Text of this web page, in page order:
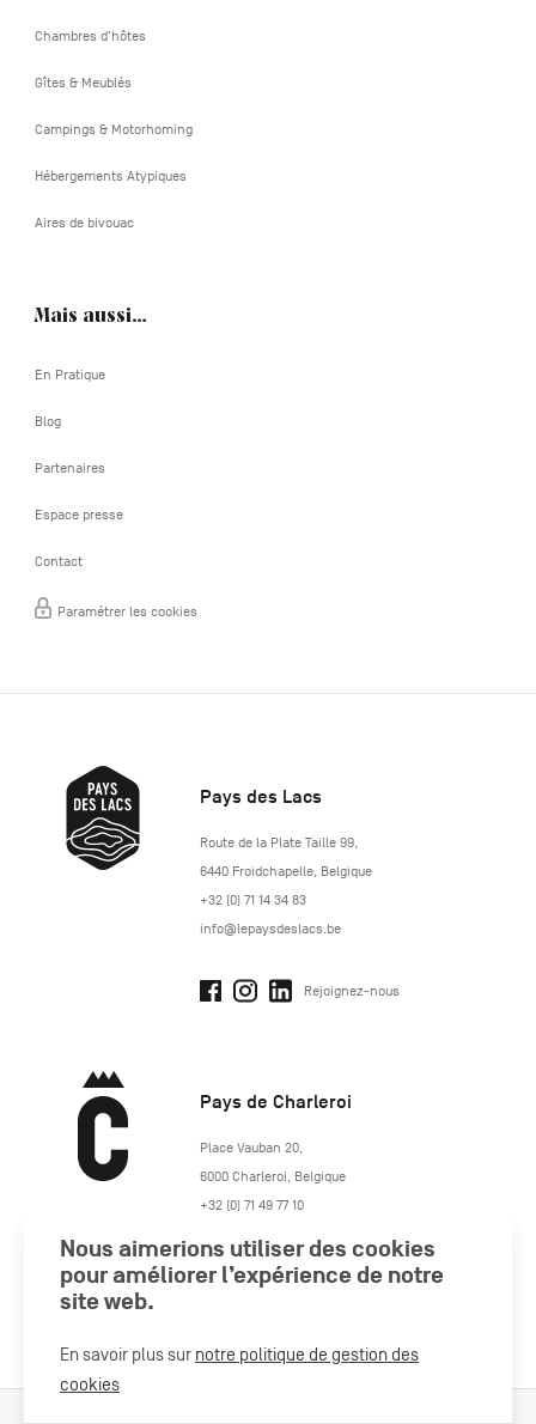
Chambres d'hôtes
Gîtes & Meublés
Campings & Motorhoming
Hébergements Atypiques
Aires de bivouac
Mais aussi…
En Pratique
Blog
Partenaires
Espace presse
Contact
Paramétrer les cookies
Pays des Lacs
http://www.lepaysdeslacs.be/
Route de la Plate Taille 99,
6440 Froidchapelle, Belgique
+32 (0) 71 14 34 83
info@lepaysdeslacs.be
Rejoignez-nous
Pays de Charleroi
https://www.paysdecharleroi.be/
Place Vauban 20,
6000 Charleroi Belgique
+32 (0) 71 49 77 10
Nous aimerions utiliser des cookies
pour améliorer l’expérience de notre
site web.
En savoir plus sur notre politique de gestion des
cookies